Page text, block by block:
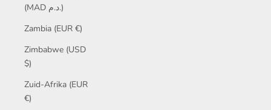
(MAD د.م.)
Zambia (EUR €)
Zimbabwe (USD
$)
Zuid-Afrika (EUR
€)